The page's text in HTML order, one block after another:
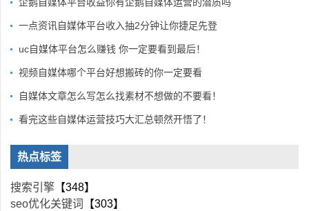
企鹅自媒体平台收益你有企鹅自媒体运营的潜质吗
一点资讯自媒体平台收入抽2分钟让你捷足先登
uc自媒体平台怎么赚钱 你一定要看到最后！
视频自媒体哪个平台好想搬砖的你一定要看
自媒体文章怎么写怎么找素材不想做的不要看！
看完这些自媒体运营技巧大汇总顿然开悟了！
热点标签
搜索引擎 【348】
seo优化关键词
【303】